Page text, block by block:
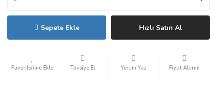
Sepete Ekle Hızlı Satın Al
Tavsiye Et Yorum Yaz Fiyat Alarmı